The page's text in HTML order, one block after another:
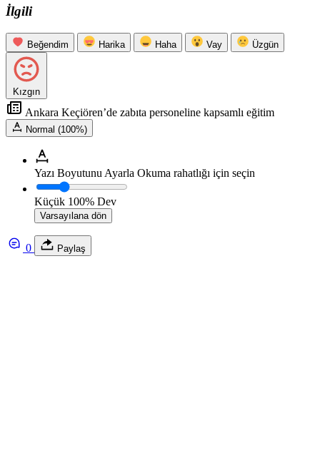
İlgili
Beğendim Harika Haha Vay Üzgün
Kızgın
Ankara Keçiören’de zabıta personeline kapsamlı eğitim
Normal (100%)
Yazı Boyutunu Ayarla Okuma rahatlığı için seçin
Küçük 100% Dev
Varsayılana dön
0 Paylaş